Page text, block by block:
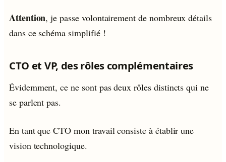
Attention, je passe volontairement de nombreux détails
dans ce schéma simplifié !
CTO et VP, des rôles complémentaires
Évidemment, ce ne sont pas deux rôles distincts qui ne
se parlent pas.
En tant que CTO mon travail consiste à établir une
vision technologique.